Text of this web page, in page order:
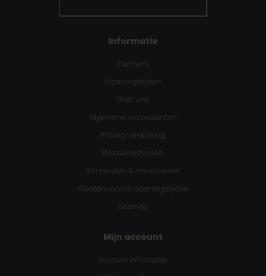
Informatie
Partners
Openingstijden
Over ons
Algemene voorwaarden
Privacy verklaring
Betaalmethoden
Verzenden & retourneren
Klantenservice/openingstijden
Sitemap
Mijn account
Account informatie